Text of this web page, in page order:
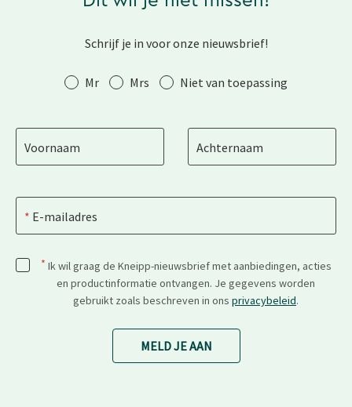
Schrijf je in voor onze nieuwsbrief!
Aanhef Mr Mrs Niet van toepassing
Voornaam Achternaam
E-mailadres
* Ik wil graag de Kneipp-nieuwsbrief met aanbiedingen, acties
en productinformatie ontvangen. Je gegevens worden
gebruikt zoals beschreven in ons privacybeleid.
MELD JE AAN